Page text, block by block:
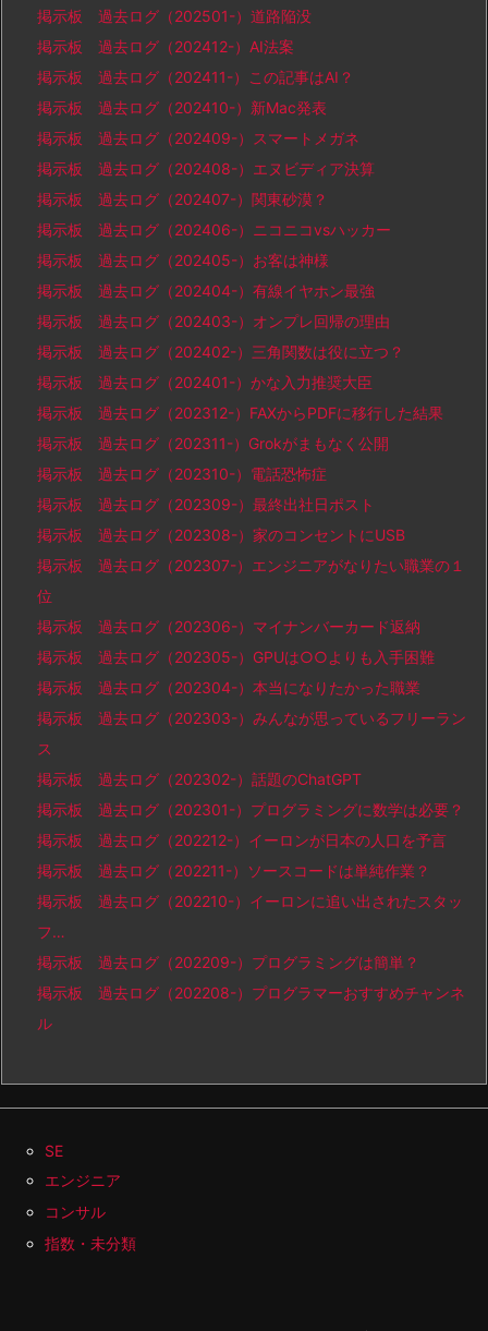
掲示板 過去ログ（202501-）道路陥没
掲示板 過去ログ（202412-）AI法案
掲示板 過去ログ（202411-）この記事はAI？
掲示板 過去ログ（202410-）新Mac発表
掲示板 過去ログ（202409-）スマートメガネ
掲示板 過去ログ（202408-）エヌビディア決算
掲示板 過去ログ（202407-）関東砂漠？
掲示板 過去ログ（202406-）ニコニコvsハッカー
掲示板 過去ログ（202405-）お客は神様
掲示板 過去ログ（202404-）有線イヤホン最強
掲示板 過去ログ（202403-）オンプレ回帰の理由
掲示板 過去ログ（202402-）三角関数は役に立つ？
掲示板 過去ログ（202401-）かな入力推奨大臣
掲示板 過去ログ（202312-）FAXからPDFに移行した結果
掲示板 過去ログ（202311-）Grokがまもなく公開
掲示板 過去ログ（202310-）電話恐怖症
掲示板 過去ログ（202309-）最終出社日ポスト
掲示板 過去ログ（202308-）家のコンセントにUSB
掲示板 過去ログ（202307-）エンジニアがなりたい職業の１
位
掲示板 過去ログ（202306-）マイナンバーカード返納
掲示板 過去ログ（202305-）GPUは○○よりも入手困難
掲示板 過去ログ（202304-）本当になりたかった職業
掲示板 過去ログ（202303-）みんなが思っているフリーラン
ス
掲示板 過去ログ（202302-）話題のChatGPT
掲示板 過去ログ（202301-）プログラミングに数学は必要？
掲示板 過去ログ（202212-）イーロンが日本の人口を予言
掲示板 過去ログ（202211-）ソースコードは単純作業？
掲示板 過去ログ（202210-）イーロンに追い出されたスタッ
フ…
掲示板 過去ログ（202209-）プログラミングは簡単？
掲示板 過去ログ（202208-）プログラマーおすすめチャンネ
ル
SE
エンジニア
コンサル
指数・未分類